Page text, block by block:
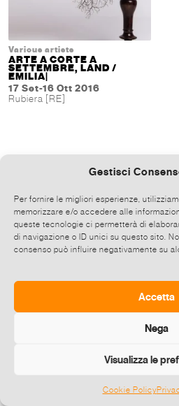
Gestisci
Per fornire le migliori esperienze,
memorizzare e/o accedere alle
queste tecnologie ci permetterà di
di navigazione o ID unici su questo sito.
consenso può influire negativamente su
Accetta
Nega
Visualizza le
Cookie Policy
Various artists
ARTE A CORTE A
SETTEMBRE, LAND /
EMILIA|
17 Set-16 Ott 2016
Rubiera [RE]
©2026 E-